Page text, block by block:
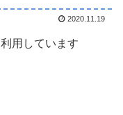
2020.11.19
用しています